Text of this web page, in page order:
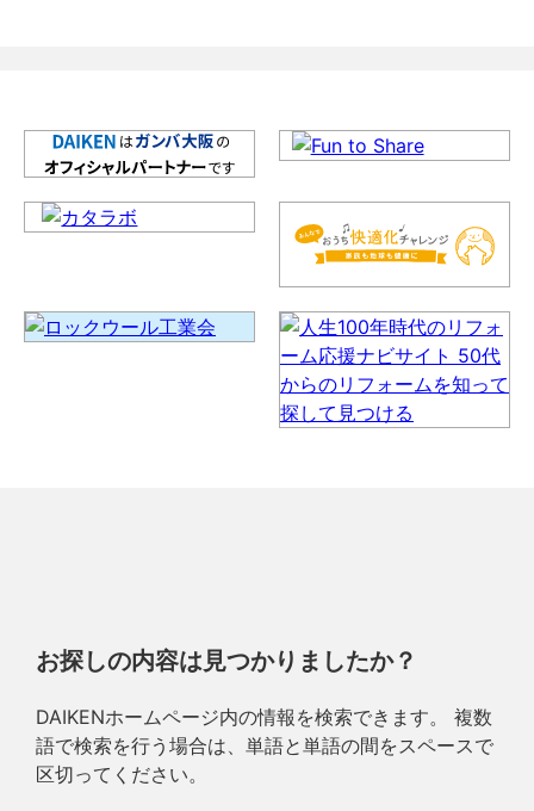
お探しの内容は見つかりましたか？
DAIKENホームページ内の情報を検索できます。 複数
語で検索を行う場合は、単語と単語の間をスペースで
区切ってください。